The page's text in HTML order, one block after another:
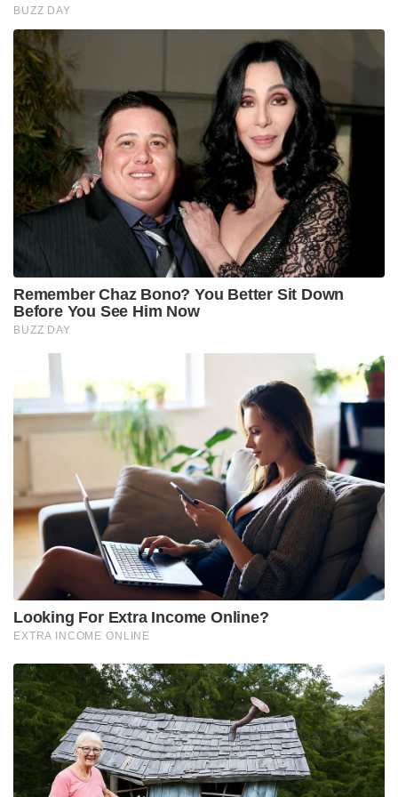
BUZZ DAY
Remember Chaz Bono? You Better Sit Down
Before You See Him Now
BUZZ DAY
Looking For Extra Income Online?
EXTRA INCOME ONLINE